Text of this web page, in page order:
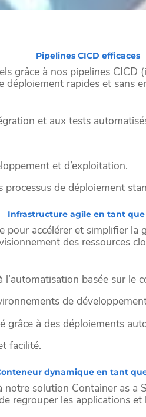
Pipelines CICD efficaces
grâce à nos pipelines
rapides et sans
et aux tests
et d’exploitation.
de déploiement
Infrastructure agile en tant que
accélérer et simplifier la
des ressources
basée sur le
de
grâce à des déploiements
facilité.
dynamique en tant
solution Container as
regrouper les applications